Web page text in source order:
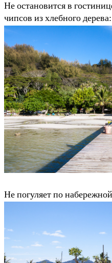
Не остановится в
чипсов из хлебного дерева:
Не погуляет по